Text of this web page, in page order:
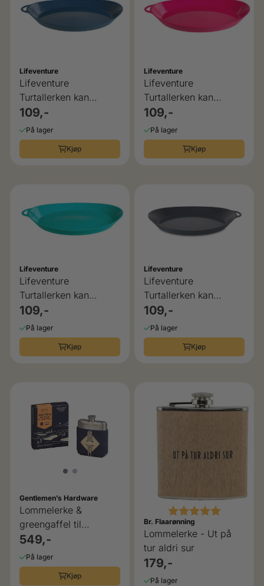
Lifeventure
Lifeventure
Turtallerken kan
henges på sekken
109,-
På lager
Kjøp
Lifeventure
Lifeventure
Turtallerken kan
henges på sekken
109,-
På lager
Kjøp
Lifeventure
Lifeventure
Turtallerken kan
henges på sekken
109,-
På lager
Kjøp
Lifeventure
Lifeventure
Turtallerken kan
henges på sekken
109,-
På lager
Kjøp
Gentlemen’s Hardware
Lommelerke &
greengaffel til
golferen Gentlemen`s
Hardware
549,-
På lager
Kjøp
Karakter: 5.0 av 5
Br. Flaarønning
Lommelerke - Ut på
tur aldri sur
179,-
På lager